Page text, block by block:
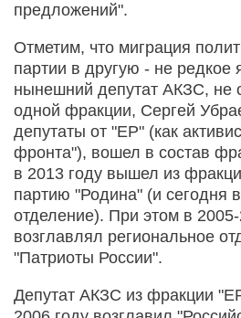
предложений".
Отметим, что миграция
партии в другую - не редкое
нынешний депутат АКЗС, не
одной фракции, Сергей
депутаты от "ЕР" (как
фронта"), вошел в состав
в 2013 году вышел из
партию "Родина" (и сегодня
отделение). При этом в
возглавлял региональное
"Патриоты России".
Депутат АКЗС из фракции